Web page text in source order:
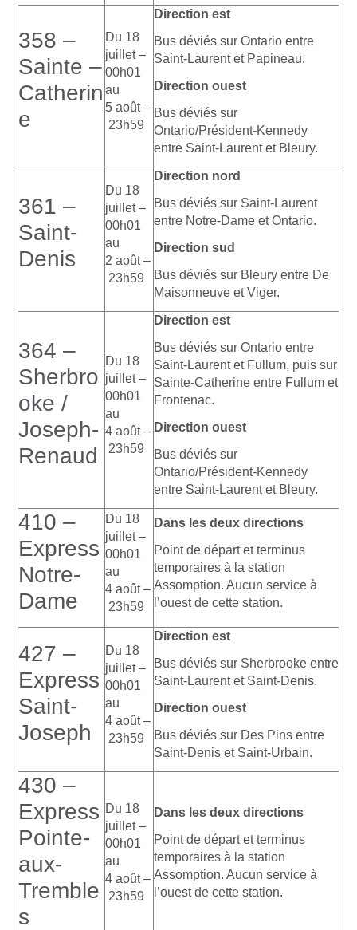
358 –
Sainte –
Catherin
e
Du 18
juillet –
00h01
au
5 août –
23h59
Direction est
Bus déviés sur Ontario entre
Saint-Laurent et Papineau.
Direction ouest
Bus déviés sur
Ontario/Président-Kennedy
entre Saint-Laurent et Bleury.
361 –
Saint-
Denis
Du 18
juillet –
00h01
au
2 août –
23h59
Direction nord
Bus déviés sur Saint-Laurent
entre Notre-Dame et Ontario.
Direction sud
Bus déviés sur Bleury entre De
Maisonneuve et Viger.
364 –
Sherbro
oke /
Joseph-
Renaud
Du 18
juillet –
00h01
au
4 août –
23h59
Direction est
Bus déviés sur Ontario entre
Saint-Laurent et Fullum, puis sur
Sainte-Catherine entre Fullum et
Frontenac.
Direction ouest
Bus déviés sur
Ontario/Président-Kennedy
entre Saint-Laurent et Bleury.
410 –
Express
Notre-
Dame
Du 18
juillet –
00h01
au
4 août –
23h59
Dans les deux directions
Point de départ et terminus
temporaires à la station
Assomption. Aucun service à
l’ouest de cette station.
427 –
Express
Saint-
Joseph
Du 18
juillet –
00h01
au
4 août –
23h59
Direction est
Bus déviés sur Sherbrooke entre
Saint-Laurent et Saint-Denis.
Direction ouest
Bus déviés sur Des Pins entre
Saint-Denis et Saint-Urbain.
430 –
Express
Pointe-
aux-
Tremble
s
Du 18
juillet –
00h01
au
4 août –
23h59
Dans les deux directions
Point de départ et terminus
temporaires à la station
Assomption. Aucun service à
l’ouest de cette station.